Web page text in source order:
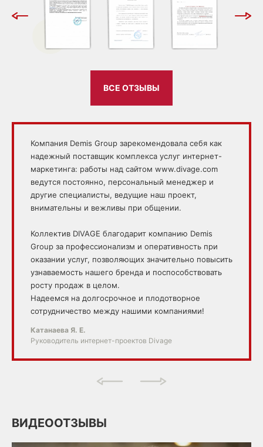
ВСЕ ОТЗЫВЫ
Компания Demis Group зарекомендовала себя как
надежный поставщик комплекса услуг интернет-
маркетинга: работы над сайтом www.divage.com
ведутся постоянно, персональный менеджер и
другие специалисты, ведущие наш проект,
внимательны и вежливы при общении.
Коллектив DIVAGE благодарит компанию Demis
Group за профессионализм и оперативность при
оказании услуг, позволяющих значительно повысить
узнаваемость нашего бренда и поспособствовать
росту продаж в целом.
Надеемся на долгосрочное и плодотворное
сотрудничество между нашими компаниями!
Катанаева Я. Е.
Руководитель интернет-проектов Divage
ВИДЕООТЗЫВЫ